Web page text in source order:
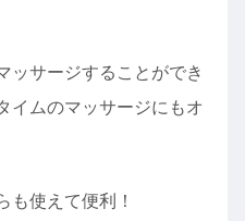
ッサージすることができ
イムのマッサージにもオ
も使えて便利！